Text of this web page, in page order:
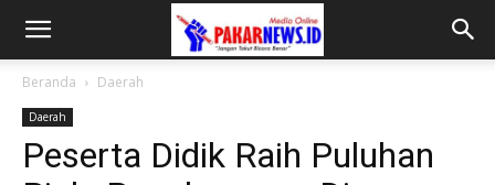
Beranda Daerah
Daerah
Peserta Didik Raih Puluhan